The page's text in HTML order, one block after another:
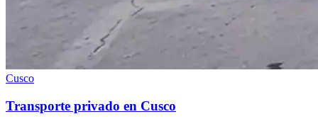
Cusco
Transporte privado en Cusco